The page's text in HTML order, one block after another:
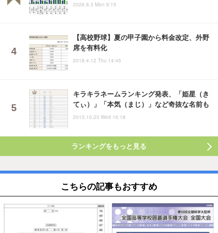
2026.8.3 Mon 9:15
【高校野球】夏の甲子園から料金改定、外野
席を有料化
2018.4.12 Thu 14:45
キラキラネームランキング発表、「姫星（き
てぃ）」「本気（まじ）」など奇抜な名前も
2013.10.23 Wed 16:18
ランキングをもっと見る
こちらの記事もおすすめ